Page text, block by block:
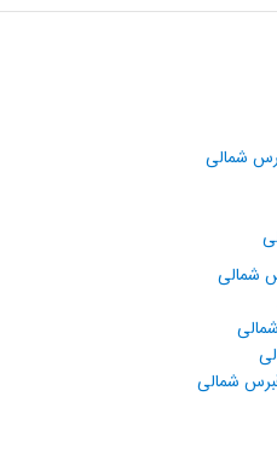
شمالی
شمالی
شمالی